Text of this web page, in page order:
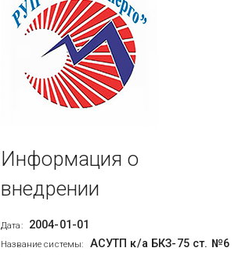
Информация о
внедрении
Дата: 2004-01-01
Название системы:
АСУТП к/а БКЗ-75 ст. №6